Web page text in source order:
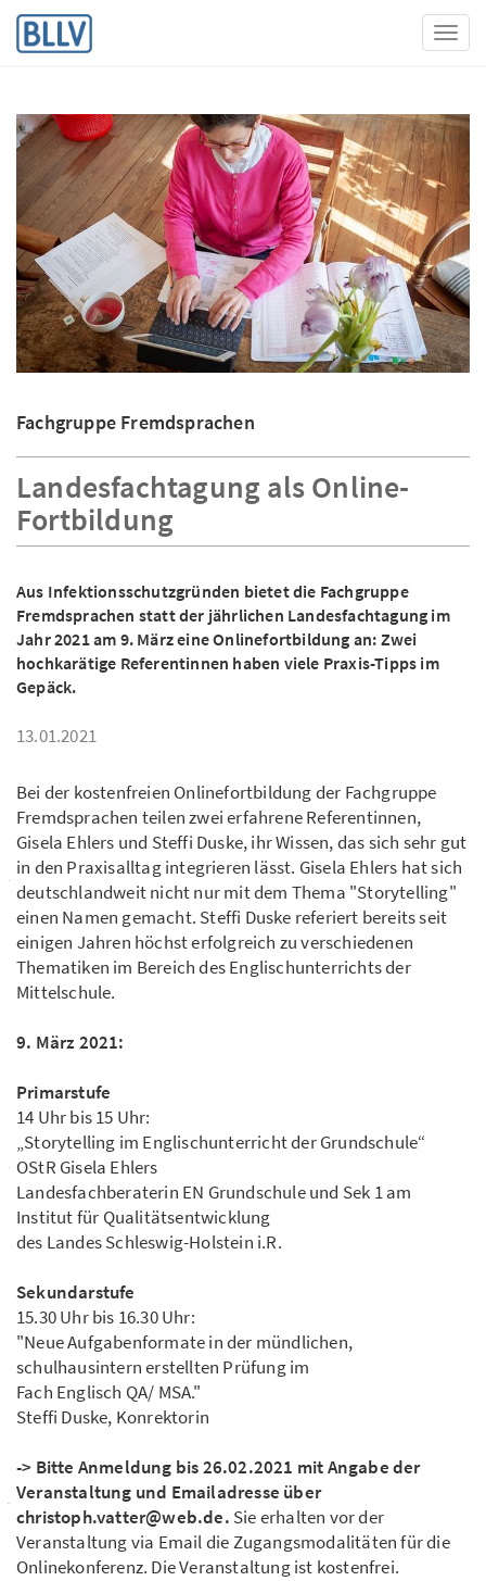
Fachgruppe Fremdsprachen
Landesfachtagung als Online-
Fortbildung
Aus Infektionsschutzgründen bietet die Fachgruppe
Fremdsprachen statt der jährlichen Landesfachtagung im
Jahr 2021 am 9. März eine Onlinefortbildung an: Zwei
hochkarätige Referentinnen haben viele Praxis-Tipps im
Gepäck.
13.01.2021
Bei der kostenfreien Onlinefortbildung der Fachgruppe
Fremdsprachen teilen zwei erfahrene Referentinnen,
Gisela Ehlers und Steffi Duske, ihr Wissen, das sich sehr gut
in den Praxisalltag integrieren lässt. Gisela Ehlers hat sich
deutschlandweit nicht nur mit dem Thema "Storytelling"
einen Namen gemacht. Steffi Duske referiert bereits seit
einigen Jahren höchst erfolgreich zu verschiedenen
Thematiken im Bereich des Englischunterrichts der
Mittelschule.
9. März 2021:
Primarstufe
14 Uhr bis 15 Uhr:
„Storytelling im Englischunterricht der Grundschule“
OStR Gisela Ehlers
Landesfachberaterin EN Grundschule und Sek 1 am
Institut für Qualitätsentwicklung
des Landes Schleswig-Holstein i.R.
Sekundarstufe
15.30 Uhr bis 16.30 Uhr:
"Neue Aufgabenformate in der mündlichen,
schulhausintern erstellten Prüfung im
Fach Englisch QA/ MSA."
Steffi Duske, Konrektorin
-> Bitte Anmeldung bis 26.02.2021 mit Angabe der
Veranstaltung und Emailadresse über
christoph.vatter@web.de. Sie erhalten vor der
Veranstaltung via Email die Zugangsmodalitäten für die
Onlinekonferenz. Die Veranstaltung ist kostenfrei.